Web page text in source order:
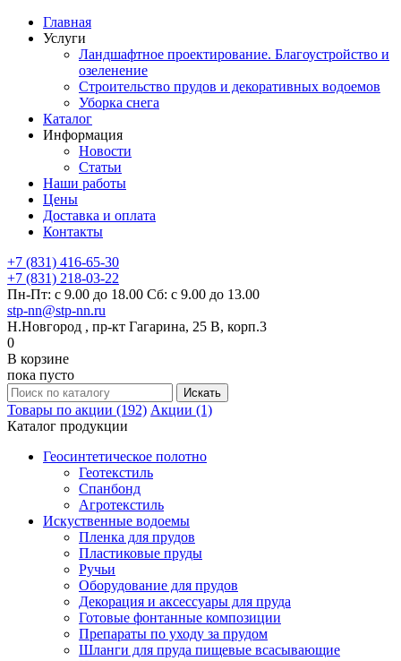
Главная
Услуги
Ландшафтное проектирование. Благоустройство и
озеленение
Строительство прудов и декоративных водоемов
Уборка снега
Каталог
Информация
Новости
Статьи
Наши работы
Цены
Доставка и оплата
Контакты
+7 (831) 416-65-30
+7 (831) 218-03-22
Пн-Пт: с 9.00 до 18.00 Сб: с 9.00 до 13.00
stp-nn@stp-nn.ru
Н.Новгород , пр-кт Гагарина, 25 В, корп.3
0
В корзине
пока пусто
Товары по акции (192) Акции (1)
Каталог продукции
Геосинтетическое полотно
Геотекстиль
Спанбонд
Агротекстиль
Искуственные водоемы
Пленка для прудов
Пластиковые пруды
Ручьи
Оборудование для прудов
Декорация и аксессуары для пруда
Готовые фонтанные композиции
Препараты по уходу за прудом
Шланги для пруда пищевые всасывающие